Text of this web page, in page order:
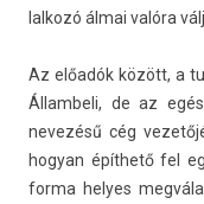
lalkozó álmai valóra
Az előadók között, a
Állam­beli, de az
nevezésű cég
hogyan építhető fel
forma helyes